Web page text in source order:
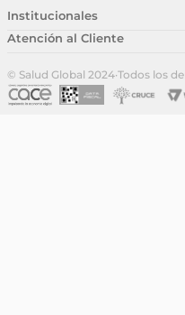
Institucionales
Conocé nuestra historia
Trabajá con nosotros
Atención al Cliente
© Salud Global 2024·Todos los